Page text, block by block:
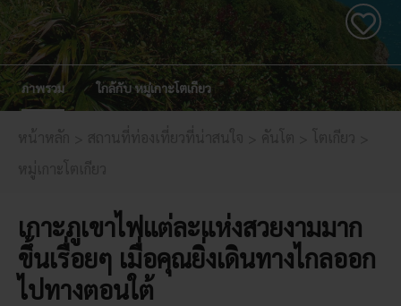
ภาพรวม ใกล้กับ หมู่เกาะโตเกียว
เกาะภูเขาไฟแต่ละแห่งสวยงามมาก
ขึ้นเรื่อยๆ เมื่อคุณยิ่งเดินทางไกลออก
ไปทางตอนใต้